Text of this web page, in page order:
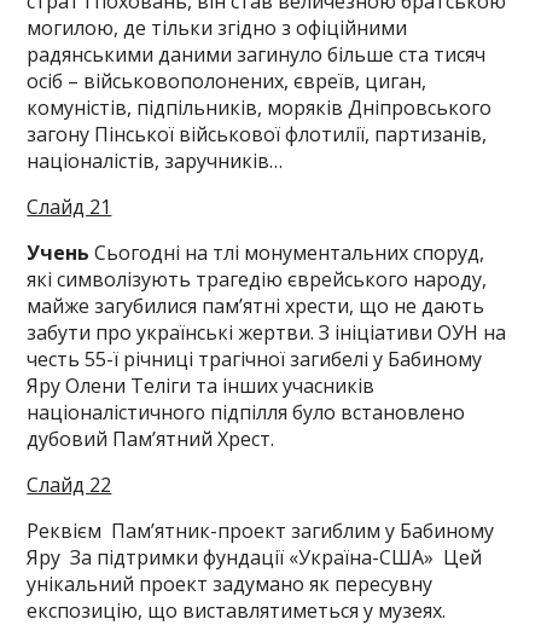
могилою, де тільки згідно з офіційними
радянськими даними загинуло більше ста тисяч
осіб – військовополонених, євреїв, циган,
комуністів, підпільників, моряків Дніпровського
загону Пінської військової флотилії, партизанів,
націоналістів, заручників…
Слайд 21
УченьСьогодні на тлі монументальних споруд,
які символізують трагедію єврейського народу,
майже загубилися пам’ятні хрести, що не дають
забути про українські жертви. З ініціативи ОУН на
честь 55-ї річниці трагічної загибелі у Бабиному
Яру Олени Теліги та інших учасників
націоналістичного підпілля було встановлено
дубовий Пам’ятний Хрест.
Слайд 22
Реквієм Пам’ятник-проект загиблим у Бабиному
Яру За підтримки фундації «Україна-США» Цей
унікальний проект задумано як пересувну
експозицію, що виставлятиметься у музеях.